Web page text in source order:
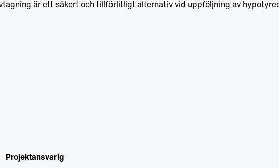
är ett säkert och tillförlitligt alternativ vid uppföljning av
Projektansvarig